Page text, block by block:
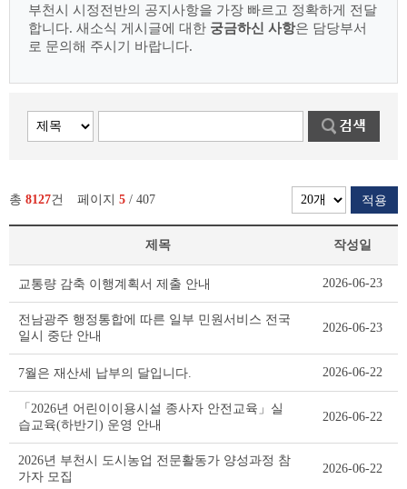
부천시 시정전반의 공지사항을 가장 빠르고 정확하게 전달
합니다. 새소식 게시글에 대한 궁금하신 사항은 담당부서
로 문의해 주시기 바랍니다.
총 8127건 페이지 5 / 407 적용
소
식
리
트
블
제목 작성일
교통량 감축 이행계획서 제출 안내 2026-06-23
전남광주 행정통합에 따른 일부 민원서비스 전국
일시 중단 안내
2026-06-23
7월은 재산세 납부의 달입니다. 2026-06-22
「2026년 어린이이용시설 종사자 안전교육」실
습교육(하반기) 운영 안내
2026-06-22
2026년 부천시 도시농업 전문활동가 양성과정 참
가자 모집
2026-06-22